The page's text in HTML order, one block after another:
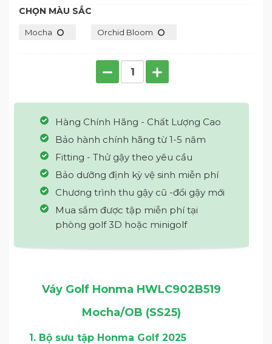
CHỌN MÀU SẮC
Mocha Orchid Bloom
Hàng Chính Hãng - Chất Lượng Cao
Bảo hành chính hãng từ 1-5 năm
Fitting - Thử gậy theo yêu cầu
Bảo dưỡng định kỳ vệ sinh miễn phí
Chương trình thu gậy cũ -đổi gậy mới
Mua sắm được tập miễn phí tại
phòng golf 3D hoặc minigolf
Váy Golf Honma HWLC902B519
Mocha/OB (SS25)
1. Bộ sưu tập Honma Golf 2025